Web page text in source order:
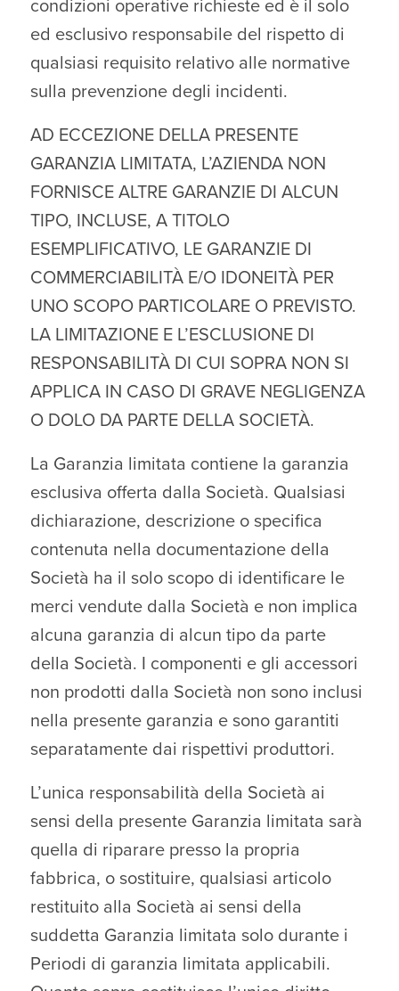
condizioni operative richieste ed è il solo
ed esclusivo responsabile del rispetto di
qualsiasi requisito relativo alle normative
sulla prevenzione degli incidenti.
AD ECCEZIONE DELLA PRESENTE
GARANZIA LIMITATA, L’AZIENDA NON
FORNISCE ALTRE GARANZIE DI ALCUN
TIPO, INCLUSE, A TITOLO
ESEMPLIFICATIVO, LE GARANZIE DI
COMMERCIABILITÀ E/O IDONEITÀ PER
UNO SCOPO PARTICOLARE O PREVISTO.
LA LIMITAZIONE E L’ESCLUSIONE DI
RESPONSABILITÀ DI CUI SOPRA NON SI
APPLICA IN CASO DI GRAVE NEGLIGENZA
O DOLO DA PARTE DELLA SOCIETÀ.
La Garanzia limitata contiene la garanzia
esclusiva offerta dalla Società. Qualsiasi
dichiarazione, descrizione o specifica
contenuta nella documentazione della
Società ha il solo scopo di identificare le
merci vendute dalla Società e non implica
alcuna garanzia di alcun tipo da parte
della Società. I componenti e gli accessori
non prodotti dalla Società non sono inclusi
nella presente garanzia e sono garantiti
separatamente dai rispettivi produttori.
L’unica responsabilità della Società ai
sensi della presente Garanzia limitata sarà
quella di riparare presso la propria
fabbrica, o sostituire, qualsiasi articolo
restituito alla Società ai sensi della
suddetta Garanzia limitata solo durante i
Periodi di garanzia limitata applicabili.